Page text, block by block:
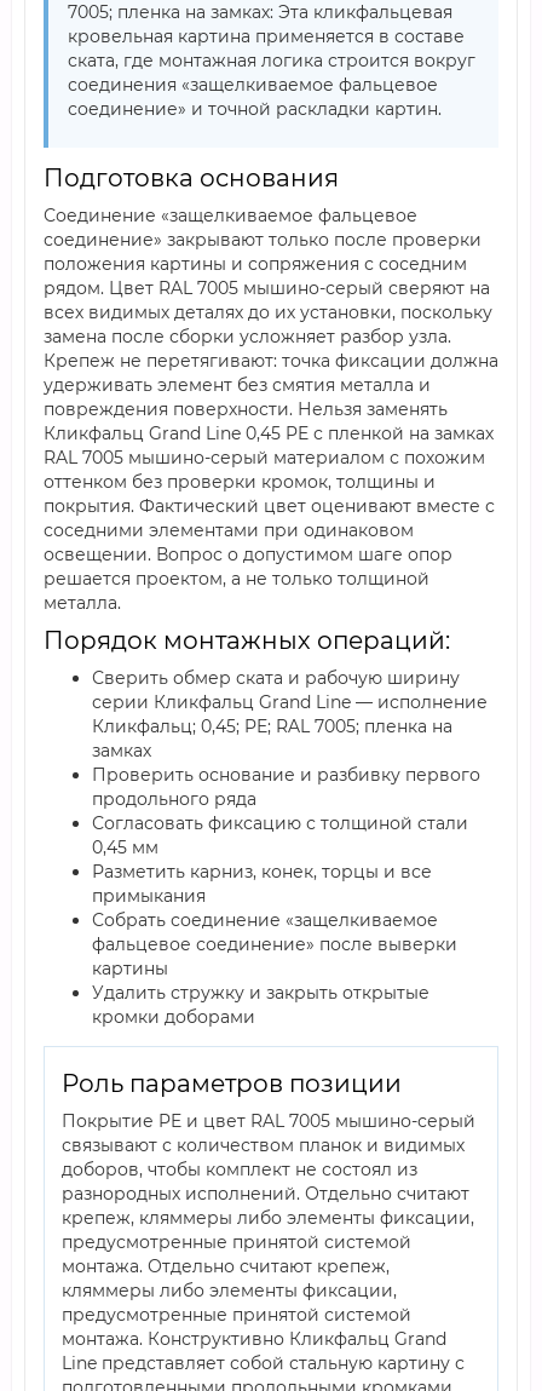
7005; пленка на замках: Эта кликфальцевая
кровельная картина применяется в составе
ската, где монтажная логика строится вокруг
соединения «защелкиваемое фальцевое
соединение» и точной раскладки картин.
Подготовка основания
Соединение «защелкиваемое фальцевое
соединение» закрывают только после проверки
положения картины и сопряжения с соседним
рядом. Цвет RAL 7005 мышино-серый сверяют на
всех видимых деталях до их установки, поскольку
замена после сборки усложняет разбор узла.
Крепеж не перетягивают: точка фиксации должна
удерживать элемент без смятия металла и
повреждения поверхности. Нельзя заменять
Кликфальц Grand Line 0,45 PE с пленкой на замках
RAL 7005 мышино-серый материалом с похожим
оттенком без проверки кромок, толщины и
покрытия. Фактический цвет оценивают вместе с
соседними элементами при одинаковом
освещении. Вопрос о допустимом шаге опор
решается проектом, а не только толщиной
металла.
Порядок монтажных операций:
Сверить обмер ската и рабочую ширину
серии Кликфальц Grand Line — исполнение
Кликфальц; 0,45; PE; RAL 7005; пленка на
замках
Проверить основание и разбивку первого
продольного ряда
Согласовать фиксацию с толщиной стали
0,45 мм
Разметить карниз, конек, торцы и все
примыкания
Собрать соединение «защелкиваемое
фальцевое соединение» после выверки
картины
Удалить стружку и закрыть открытые
кромки доборами
Роль параметров позиции
Покрытие PE и цвет RAL 7005 мышино-серый
связывают с количеством планок и видимых
доборов, чтобы комплект не состоял из
разнородных исполнений. Отдельно считают
крепеж, кляммеры либо элементы фиксации,
предусмотренные принятой системой
монтажа. Отдельно считают крепеж,
кляммеры либо элементы фиксации,
предусмотренные принятой системой
монтажа. Конструктивно Кликфальц Grand
Line представляет собой стальную картину с